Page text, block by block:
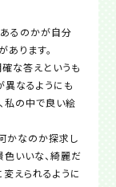
るのかが自分
あります。
な答えというも
異なるようにも
私の中で良い絵
かなのか探求し
いいな、綺麗だ
えられるように